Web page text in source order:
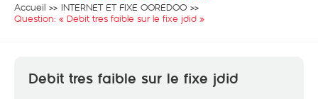
Accueil
INTERNET ET FIXE OOREDOO
Question: « Debit tres faible sur le fixe jdid »
Debit tres faible sur le fixe jdid